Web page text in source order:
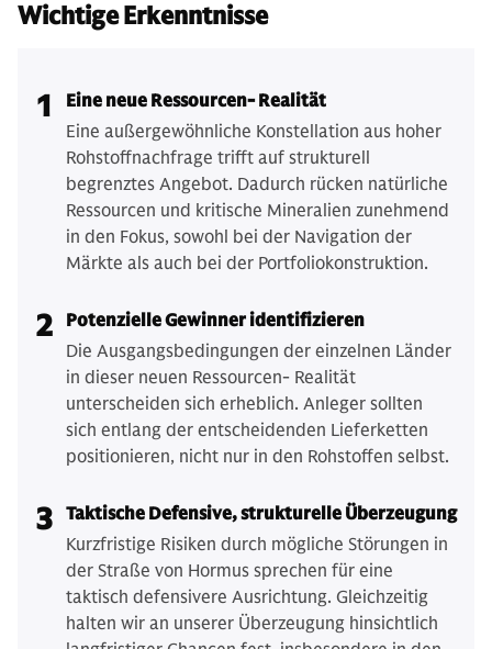
Wichtige Erkenntnisse
1
Eine neue Ressourcen- Realität
Eine außergewöhnliche Konstellation aus hoher
Rohstoffnachfrage trifft auf strukturell
begrenztes Angebot. Dadurch rücken natürliche
Ressourcen und kritische Mineralien zunehmend
in den Fokus, sowohl bei der Navigation der
Märkte als auch bei der Portfoliokonstruktion.
2
Potenzielle Gewinner identifizieren
Die Ausgangsbedingungen der einzelnen Länder
in dieser neuen Ressourcen- Realität
unterscheiden sich erheblich. Anleger sollten
sich entlang der entscheidenden Lieferketten
positionieren, nicht nur in den Rohstoffen selbst.
3 Taktische Defensive, strukturelle Überzeugung
Kurzfristige Risiken durch mögliche Störungen in
der Straße von Hormus sprechen für eine
taktisch defensivere Ausrichtung. Gleichzeitig
halten wir an unserer Überzeugung hinsichtlich